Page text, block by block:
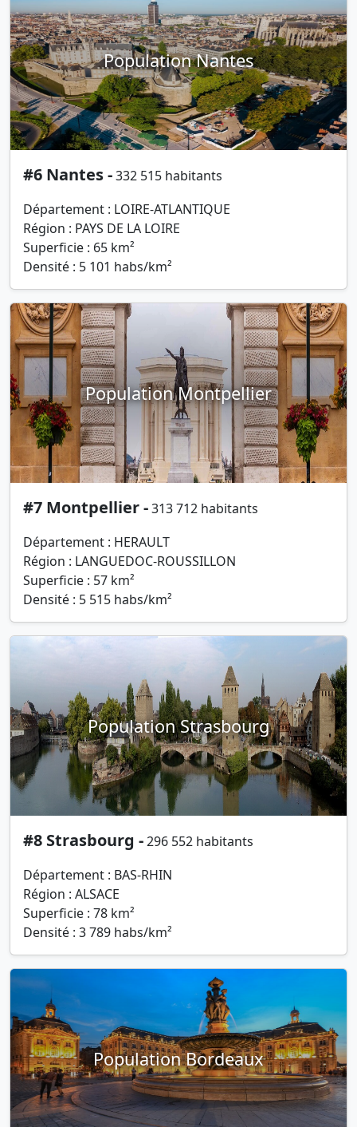
Population Nantes
#6 Nantes -332 515 habitants
Département : LOIRE-ATLANTIQUE
Région : PAYS DE LA LOIRE
Superficie : 65 km²
Densité : 5 101 habs/km²
Population Montpellier
#7 Montpellier -313 712 habitants
Département : HERAULT
Région : LANGUEDOC-ROUSSILLON
Superficie : 57 km²
Densité : 5 515 habs/km²
Population Strasbourg
#8 Strasbourg -296 552 habitants
Département : BAS-RHIN
Région : ALSACE
Superficie : 78 km²
Densité : 3 789 habs/km²
Population Bordeaux